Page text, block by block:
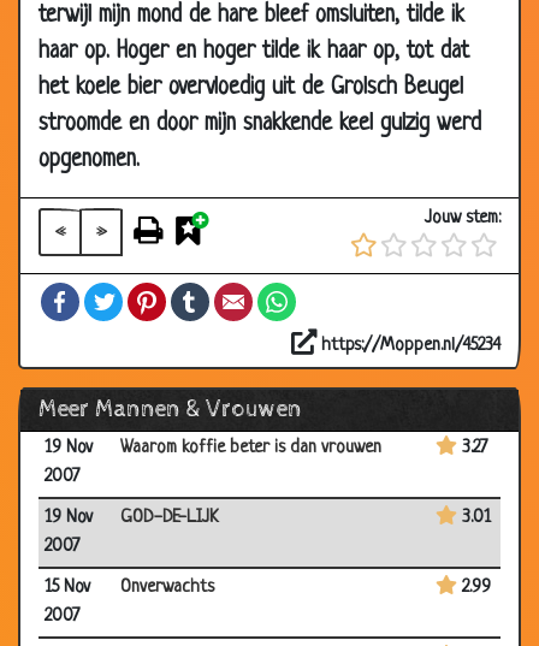
terwijl mijn mond de hare bleef omsluiten, tilde ik
haar op. Hoger en hoger tilde ik haar op, tot dat
het koele bier overvloedig uit de Grolsch Beugel
stroomde en door mijn snakkende keel gulzig werd
opgenomen.
« »
Jouw stem:
FacebookTwitterPinterestTumblrEmail
https://Moppen.nl/45234
Meer Mannen & Vrouwen
26 Nov
2007
Jij met mijn vrouw
26 Nov
2007
Vader geworden 3.64
26 Nov
2007
Bezuinigingen
22 Nov
Bijzondere hond 3.92
22 Nov
Brandpreventie
2007
19 Nov
2007
Waarom koffie beter is dan vrouwen 3.27
19 Nov
2007
GOD-DE-LIJK 3.01
15 Nov
2007
Onverwachts 2.99